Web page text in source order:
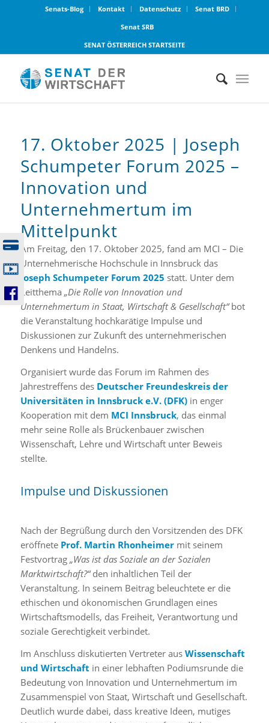
Senats-Blog Kontakt Datenschutz
Senat BRD
Senat SRB
SENAT ÖSTERREICH STARTSEITE
17. Oktober 2025 | Joseph
Schumpeter Forum 2025 –
Innovation und
Unternehmertum im
Mittelpunkt
Am Freitag, den 17. Oktober 2025, fand am MCI – Die
Unternehmerische Hochschule in Innsbruck das
Joseph Schumpeter Forum 2025 statt. Unter dem
Leitthema „Die Rolle von Innovation und
Unternehmertum in Staat, Wirtschaft & Gesellschaft“bot
die Veranstaltung hochkarätige Impulse und
Diskussionen zur Zukunft des unternehmerischen
Denkens und Handelns.
Organisiert wurde das Forum im Rahmen des
Jahrestreffens des Deutscher Freundeskreis der
Universitäten in Innsbruck e.V. (DFK)in enger
Kooperation mit dem MCI Innsbruck, das einmal
mehr seine Rolle als Brückenbauer zwischen
Wissenschaft, Lehre und Wirtschaft unter Beweis
stellte.
Impulse und Diskussionen
Nach der Begrüßung durch den Vorsitzenden des DFK
eröffnete Prof. Martin Rhonheimermit seinem
Festvortrag „Was ist das Soziale an der Sozialen
Marktwirtschaft?“den inhaltlichen Teil der
Veranstaltung. In seinem Beitrag beleuchtete er die
ethischen und ökonomischen Grundlagen eines
Wirtschaftsmodells, das Freiheit, Verantwortung und
soziale Gerechtigkeit verbindet.
Im Anschluss diskutierten Vertreter aus Wissenschaft
und Wirtschaft in einer lebhaften Podiumsrunde die
Bedeutung von Innovation und Unternehmertum im
Zusammenspiel von Staat, Wirtschaft und Gesellschaft.
Deutlich wurde dabei, dass kreative Ideen, mutiges